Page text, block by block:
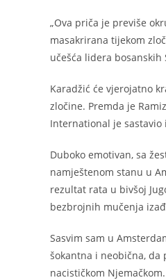
„Ova priča je previše
masakrirana tijekom
učešća lidera bosanskih
Karadžić će vjerojatno
zločine. Premda je
International je sastavio
Duboko emotivan, sa
namještenom stanu u
rezultat rata u bivšoj
bezbrojnih mučenja
Sasvim sam u
šokantna i neobična,
nacističkom